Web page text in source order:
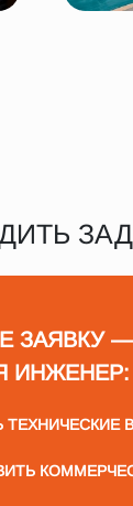
ЗАЯВКУ
ИНЖЕНЕР:
ТЕХНИЧЕСКИЕ